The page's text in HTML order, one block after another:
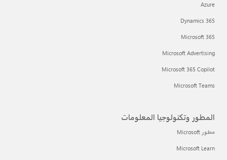
Azure
Dynamics 365
Microsoft 365
Microsoft Advertising
Microsoft 365 Copilot
Microsoft Teams
المطور وتكنولوجيا المعلومات
مطور Microsoft
Microsoft Learn